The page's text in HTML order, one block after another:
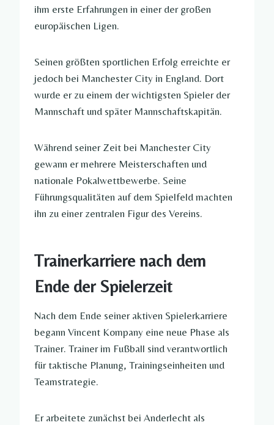
ihm erste Erfahrungen in einer der großen
europäischen Ligen.
Seinen größten sportlichen Erfolg erreichte er
jedoch bei Manchester City in England. Dort
wurde er zu einem der wichtigsten Spieler der
Mannschaft und später Mannschaftskapitän.
Während seiner Zeit bei Manchester City
gewann er mehrere Meisterschaften und
nationale Pokalwettbewerbe. Seine
Führungsqualitäten auf dem Spielfeld machten
ihn zu einer zentralen Figur des Vereins.
Trainerkarriere nach dem
Ende der Spielerzeit
Nach dem Ende seiner aktiven Spielerkarriere
begann Vincent Kompany eine neue Phase als
Trainer. Trainer im Fußball sind verantwortlich
für taktische Planung, Trainingseinheiten und
Teamstrategie.
Er arbeitete zunächst bei Anderlecht als